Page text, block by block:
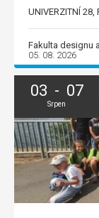
UNIVERZITNÍ 28,
Fakulta designu
05. 08. 2026
03 - 07
Srpen